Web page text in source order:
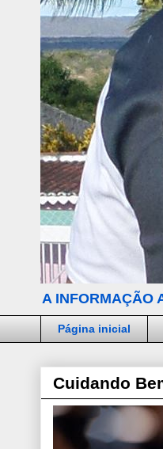
A INFORMAÇÃO
Página inicial
Cuidando